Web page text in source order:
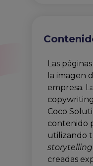
Las
la imagen
empresa.
Coco
contenido
utilizando
storytelling
creadas